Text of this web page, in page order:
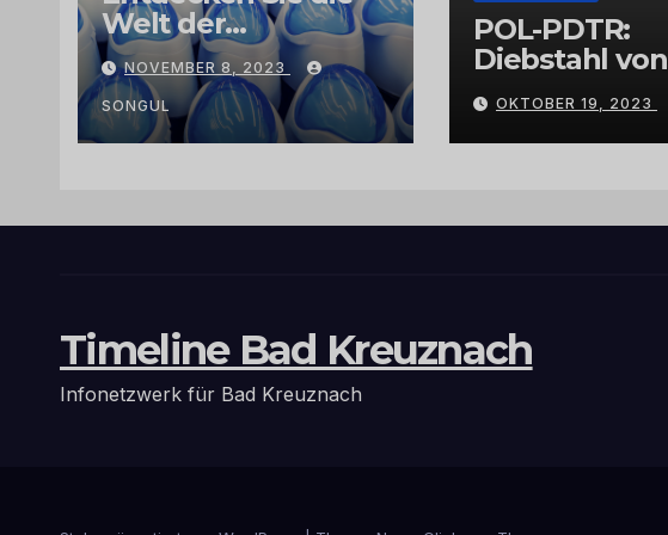
Welt der
Exklusivität:
Arganöl,
Kaktusfeigenkernöl
und
vertrauenswürdige
NOVEMBER 8, 2023
SONGUL
POL-PDTR:
Diebstahl von
Grabschmuck
OKTOBER 19, 2023
Timeline Bad Kreuznach
Infonetzwerk für Bad Kreuznach